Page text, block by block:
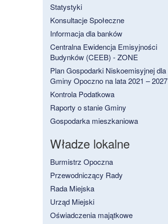
Statystyki
Konsultacje Społeczne
Informacja dla banków
Centralna Ewidencja Emisyjności
Budynków (CEEB) - ZONE
Plan Gospodarki Niskoemisyjnej dla
Gminy Opoczno na lata 2021 – 2027
Kontrola Podatkowa
Raporty o stanie Gminy
Gospodarka mieszkaniowa
Władze lokalne
Burmistrz Opoczna
Przewodniczący Rady
Rada Miejska
Urząd Miejski
Oświadczenia majątkowe